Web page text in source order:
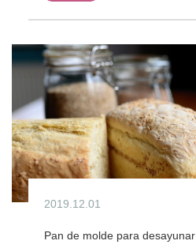
2019.12.01
Pan de molde para desayunar